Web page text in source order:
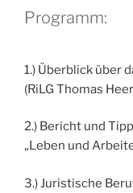
Programm:
1.) Überblick über
(RiLG Thomas
2.) Bericht und
„Leben und
3.) Juristische